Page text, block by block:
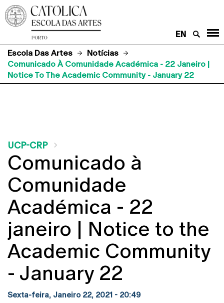
EN
Escola Das Artes
Notícias
Comunicado À Comunidade Académica - 22 Janeiro |
Notice To The Academic Community - January 22
UCP-CRP
Comunicado à
Comunidade
Académica - 22
janeiro | Notice to the
Academic Community
- January 22
Sexta-feira, Janeiro 22, 2021 - 20:49